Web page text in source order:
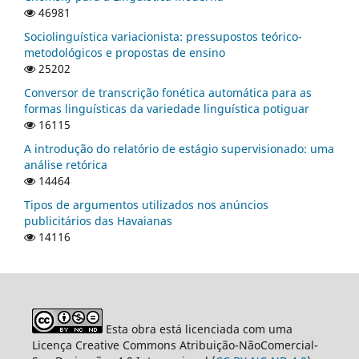
46981
Sociolinguística variacionista: pressupostos teórico-
metodológicos e propostas de ensino
25202
Conversor de transcrição fonética automática para as
formas linguísticas da variedade linguística potiguar
16115
A introdução do relatório de estágio supervisionado: uma
análise retórica
14464
Tipos de argumentos utilizados nos anúncios
publicitários das Havaianas
14116
Esta obra está licenciada com uma
Licença Creative Commons Atribuição-NãoComercial-